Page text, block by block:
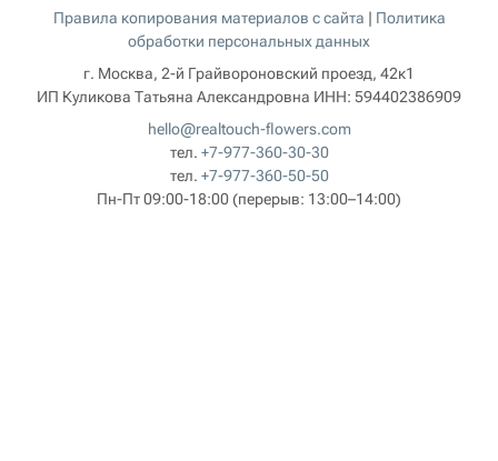
Правила копирования материалов с сайта | Политика
обработки персональных данных
г. Москва, 2-й Грайвороновский проезд, 42к1
ИП Куликова Татьяна Александровна ИНН: 594402386909
hello@realtouch-flowers.com
тел. +7-977-360-30-30
тел. +7-977-360-50-50
Пн-Пт 09:00-18:00(перерыв: 13:00–14:00)